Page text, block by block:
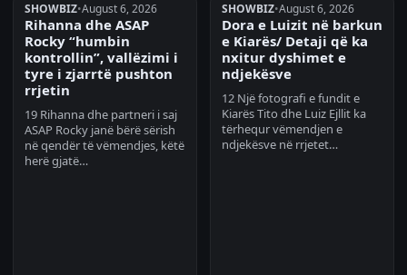
SHOWBIZ•August 6, 2026
Rihanna dhe ASAP
Rocky “humbin
kontrollin”, vallëzimi i
tyre i zjarrtë pushton
rrjetin
19 Rihanna dhe partneri i saj
ASAP Rocky janë bërë sërish
në qendër të vëmendjes, këtë
herë gjatë…
SHOWBIZ•August 6, 2026
Dora e Luizit në barkun
e Kiarës/ Detaji që ka
nxitur dyshimet e
ndjekësve
12 Një fotografi e fundit e
Kiarës Tito dhe Luiz Ejllit ka
tërhequr vëmendjen e
ndjekësve në rrjetet…